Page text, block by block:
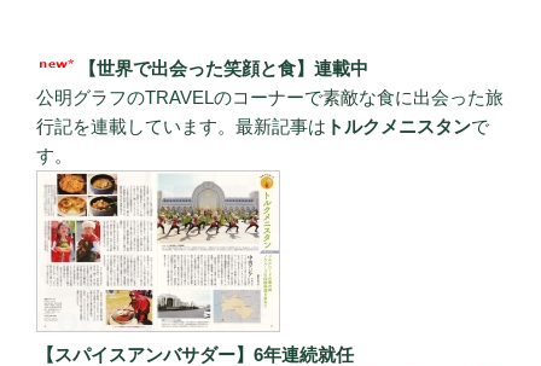
【世界で出会った笑顔と食】連載中
公明グラフのTRAVELのコーナーで素敵な食に出会った旅
行記を連載しています。最新記事は トルクメニスタンで
す。
【スパイスアンバサダー】6年連続就任